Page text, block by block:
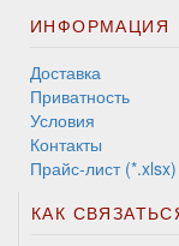
ИНФОРМАЦИЯ
Доставка
Приватность
Условия
Контакты
Прайс-лист (*.xlsx)
КАК